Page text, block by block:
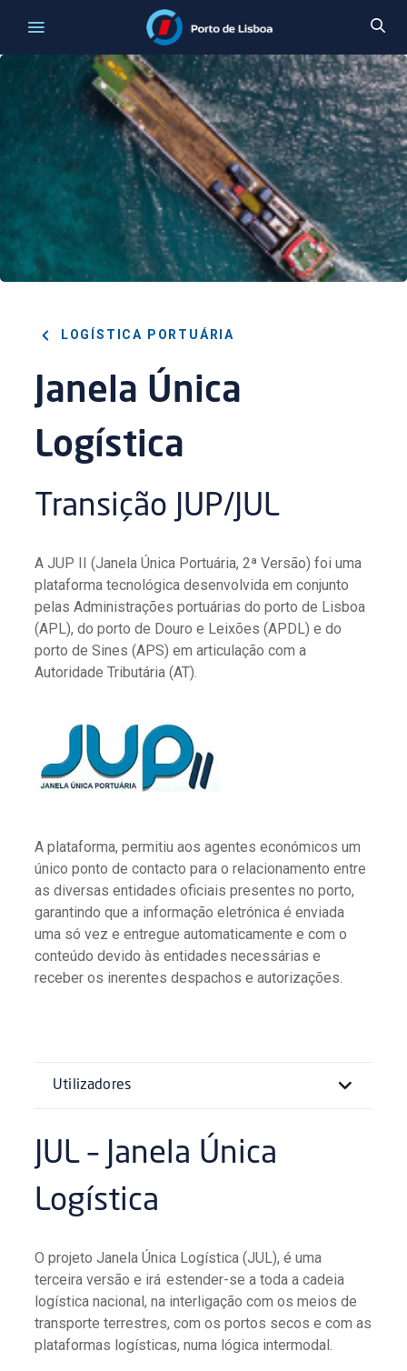
LOGÍSTICA PORTUÁRIA
Janela Única
Logística
Transição JUP/JUL
A JUP II (Janela Única Portuária, 2ª Versão) foi uma
plataforma tecnológica desenvolvida em conjunto
pelas Administrações portuárias do porto de Lisboa
(APL), do porto de Douro e Leixões (APDL) e do
porto de Sines (APS) em articulação com a
Autoridade Tributária (AT).
A plataforma, permitiu aos agentes económicos um
único ponto de contacto para o relacionamento entre
as diversas entidades oficiais presentes no porto,
garantindo que a informação eletrónica é enviada
uma só vez e entregue automaticamente e com o
conteúdo devido às entidades necessárias e
receber os inerentes despachos e autorizações.
Utilizadores
JUL – Janela Única
Logística
O projeto Janela Única Logística (JUL), é uma
terceira versão e irá estender-se a toda a cadeia
logística nacional, na interligação com os meios de
transporte terrestres, com os portos secos e com as
plataformas logísticas, numa lógica intermodal.